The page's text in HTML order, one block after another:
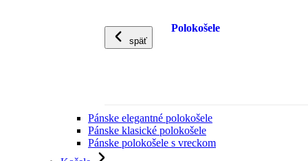
späť
Polokošele
Pánske elegantné polokošele
Pánske klasické polokošele
Pánske polokošele s vreckom